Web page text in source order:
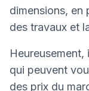
dimensions, en
des travaux et
Heureusement,
qui peuvent
des prix du